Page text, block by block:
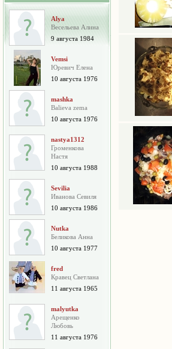
Alya
Весельева Алина
9 августа 1984
Vemsi
Юревич Елена
10 августа 1976
mashka
Balieva zema
10 августа 1976
nastya1312
Громенкова
Настя
10 августа 1988
Sevilia
Иванова Севиля
10 августа 1986
Nutka
Беликова Анна
10 августа 1977
fred
Кравец Светлана
11 августа 1965
malyutka
Арещенко
Любовь
11 августа 1976